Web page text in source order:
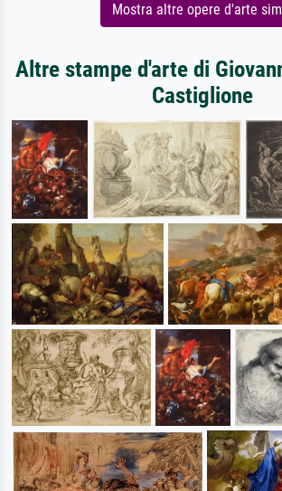
Mostra altre opere d'arte
Altre stampe d'arte di
Castiglione